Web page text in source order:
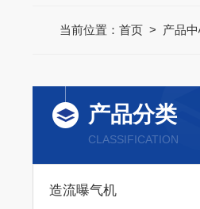
当前位置： 首页> 产品
产品分类
CLASSIFICATION
造流曝气机